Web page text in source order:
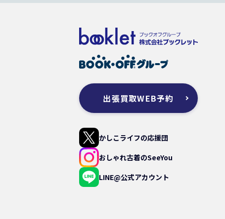
出張買取WEB予約
かしこライフの応援団
おしゃれ古着のSeeYou
LINE@公式アカウント